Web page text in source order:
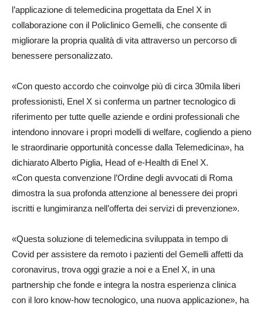
l’applicazione di telemedicina progettata da Enel X in
collaborazione con il Policlinico Gemelli, che consente di
migliorare la propria qualità di vita attraverso un percorso di
benessere personalizzato.
«Con questo accordo che coinvolge più di circa 30mila liberi
professionisti, Enel X si conferma un partner tecnologico di
riferimento per tutte quelle aziende e ordini professionali che
intendono innovare i propri modelli di welfare, cogliendo a pieno
le straordinarie opportunità concesse dalla Telemedicina», ha
dichiarato Alberto Piglia, Head of e-Health di Enel X.
«Con questa convenzione l’Ordine degli avvocati di Roma
dimostra la sua profonda attenzione al benessere dei propri
iscritti e lungimiranza nell’offerta dei servizi di prevenzione».
«Questa soluzione di telemedicina sviluppata in tempo di
Covid per assistere da remoto i pazienti del Gemelli affetti da
coronavirus, trova oggi grazie a noi e a Enel X, in una
partnership che fonde e integra la nostra esperienza clinica
con il loro know-how tecnologico, una nuova applicazione», ha